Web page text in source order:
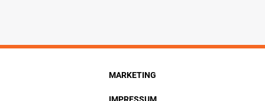
MARKETING